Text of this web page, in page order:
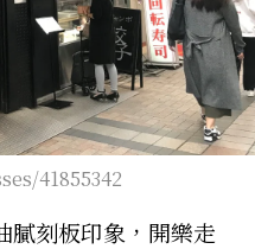
41855342
膩刻板印象，開樂走